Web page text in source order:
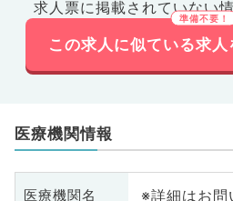
求人票に掲載されていない
この求人に似ている求
医療機関情報
医療機関名 ※詳細はお問